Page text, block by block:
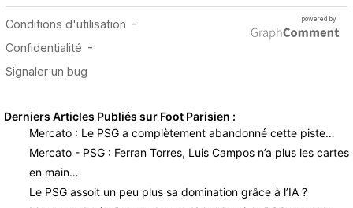
Derniers Articles Publiés sur Foot Parisien :
Mercato : Le PSG a complètement abandonné cette piste…
Mercato - PSG : Ferran Torres, Luis Campos n’a plus les cartes
en main…
Le PSG assoit un peu plus sa domination grâce à l’IA ?